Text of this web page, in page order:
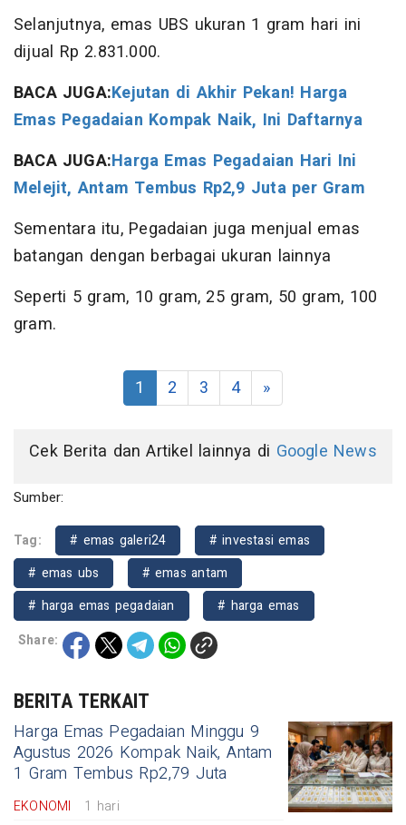
Selanjutnya, emas UBS ukuran 1 gram hari ini
dijual Rp 2.831.000.
BACA JUGA:Kejutan di Akhir Pekan! Harga
Emas Pegadaian Kompak Naik, Ini Daftarnya
BACA JUGA:Harga Emas Pegadaian Hari Ini
Melejit, Antam Tembus Rp2,9 Juta per Gram
Sementara itu, Pegadaian juga menjual emas
batangan dengan berbagai ukuran lainnya
Seperti 5 gram, 10 gram, 25 gram, 50 gram, 100
gram.
1 2 3 4 »
Cek Berita dan Artikel lainnya di Google News
Sumber:
Tag: # emas galeri24
# investasi emas
# emas ubs
# emas antam
# harga emas pegadaian
# harga emas
Share:
BERITA TERKAIT
Harga Emas Pegadaian Minggu 9
Agustus 2026 Kompak Naik, Antam
1 Gram Tembus Rp2,79 Juta
EKONOMI 1 hari